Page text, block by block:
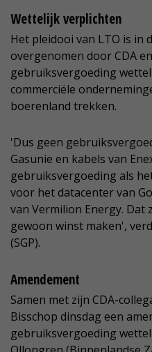
Wettelijk verplichten
Het pleidooi van LTO is in
overgenomen door CDA
gebruiksvergoeding
commerciële
boerenland trekken.
'Dus geen
Gasunie en kabels van
gebruiksvergoeding als
voor het datacenter van
van Vermilion Energy. Dat
gewoon winst maken',
(SGP).
Amendement
Samen met zijn CDA-
Bisschop dinsdag een
gebruiksvergoeding